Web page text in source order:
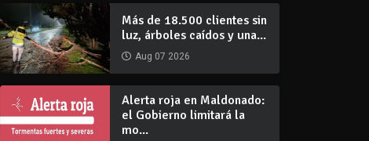
Más de 18.500 clientes sin
luz, árboles caídos y una...
Aug 07 2026
Alerta roja en Maldonado:
el Gobierno limitará la
mo...